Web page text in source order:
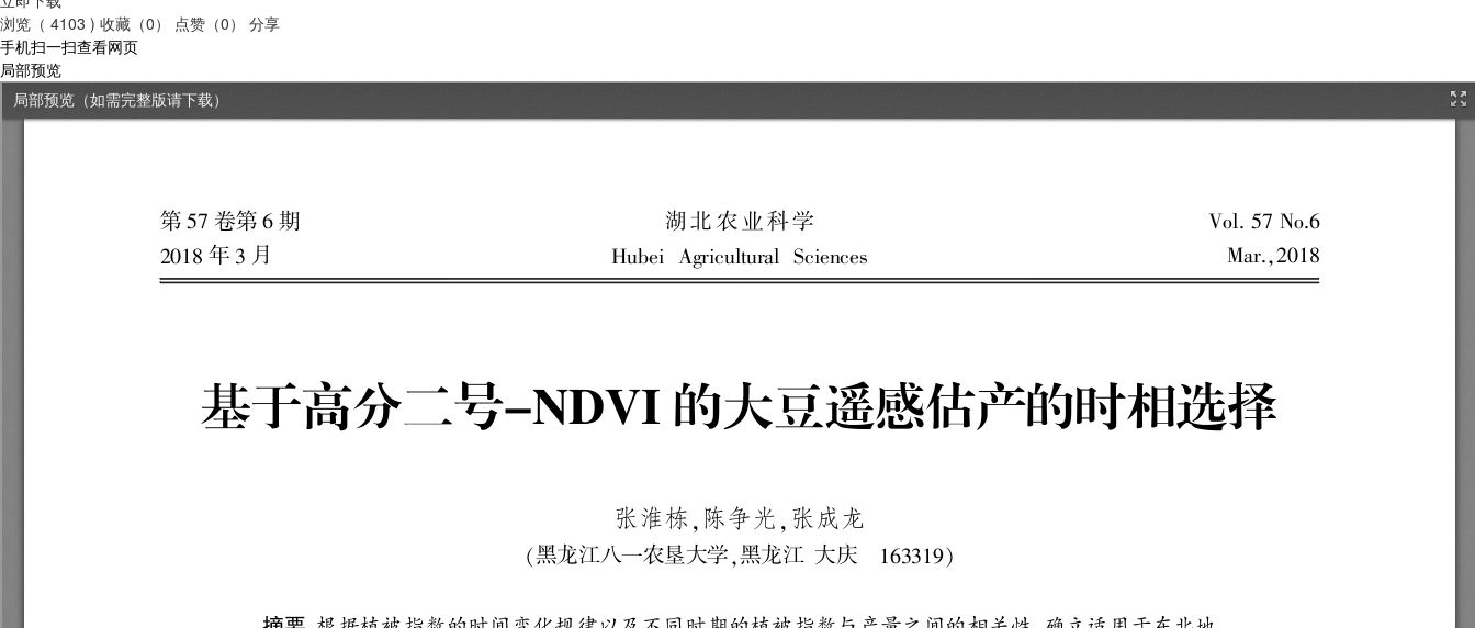
浏览（ 4103 ) 收藏（0） 点赞（0）
分享
手机扫一扫查看网页
局部预览